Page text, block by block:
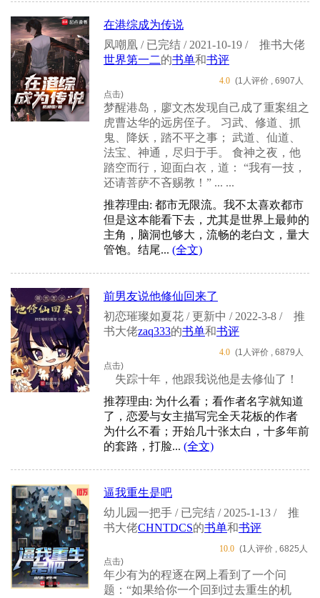
在港综成为传说
凤嘲凰 / 已完结 / 2021-10-19 /
推书大佬
世界第一二的书单和书评
4.0 (1人评价 , 6907人
点击)
梦醒港岛，廖文杰发现自己成了重案组之
虎曹达华的远房侄子。 习武、修道、抓
鬼、降妖，踏不平之事； 武道、仙道、
法宝、神通，尽归于手。 食神之夜，他
踏空而行，迎面白衣，道： “我有一技，
还请菩萨不吝赐教！” ... ...
推荐理由: 都市无限流。我不太喜欢都市
但是这本能看下去，尤其是世界上最帅的
主角，脑洞也够大，流畅的老白文，量大
管饱。结尾... (全文)
前男友说他修仙回来了
初恋璀璨如夏花 / 更新中 / 2022-3-8 /
推
书大佬zaq333的书单和书评
4.0 (1人评价 , 6879人
点击)
失踪十年，他跟我说他是去修仙了！
推荐理由: 为什么看；看作者名字就知道
了，恋爱与女主描写完全天花板的作者
为什么不看；开始几十张太白，十多年前
的套路，打脸... (全文)
逼我重生是吧
幼儿园一把手 / 已完结 / 2025-1-13 /
推
书大佬CHNTDCS的书单和书评
10.0 (1人评价 , 6825人
点击)
年少有为的程逐在网上看到了一个问
题：“如果给你一个回到过去重生的机